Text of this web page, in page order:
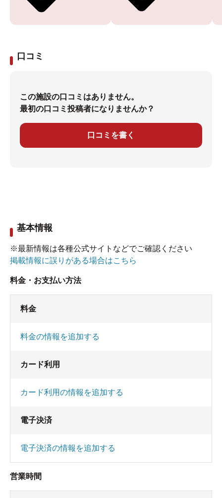
口コミ
この施設の口コミはありません。
最初の口コミ投稿者になりませんか？
口コミを書く
基本情報
※最新情報は各種公式サイトなどでご確認ください
掲載情報に誤りがある場合はこちら
料金・お支払い方法
料金
料金の情報を追加する
カード利用
カード利用の情報を追加する
電子決済
電子決済の情報を追加する
営業時間